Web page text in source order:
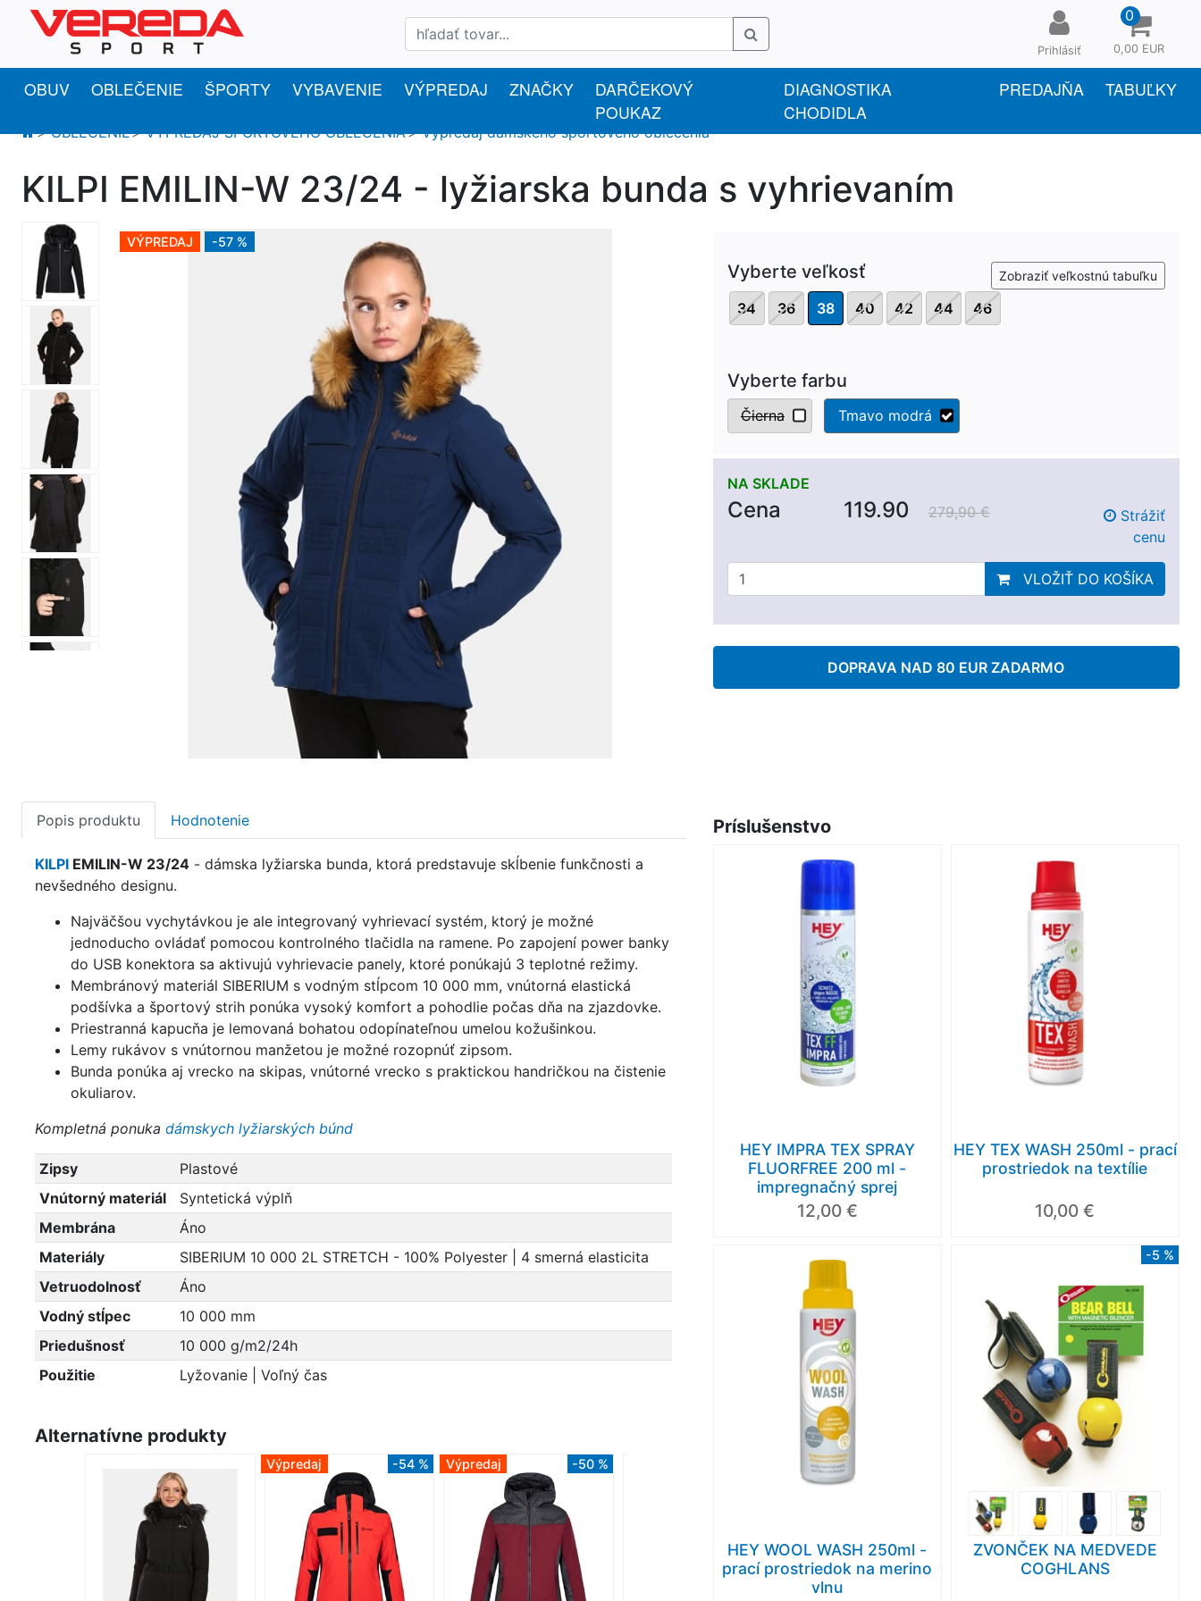
Prihlásiť
0
0,00 EUR
OBUV OBLEČENIE ŠPORTY VYBAVENIE VÝPREDAJ ZNAČKY
DARČEKOVÝ
POUKAZ
DIAGNOSTIKA
CHODIDLA
PREDAJŇA TABUĽKY
OBLEČENIE VÝPREDAJ ŠPORTOVÉHO OBLEČENIA Výpredaj dámskeho športového oblečenia
KILPI EMILIN-W 23/24 - lyžiarska bunda s vyhrievaním
VÝPREDAJ -57 %
Vyberte veľkosť Zobraziť veľkostnú tabuľku
34 36 38 40 42 44 46
Vyberte farbu
Čierna Tmavo modrá
NA SKLADE
Cena 119.90 279,90 €
Strážiť
cenu
VLOŽIŤ DO KOŠÍKA
DOPRAVA NAD 80 EUR ZADARMO
Popis produktu Hodnotenie
KILPI EMILIN-W 23/24 - dámska lyžiarska bunda, ktorá predstavuje skĺbenie funkčnosti a
nevšedného designu.
Najväčšou vychytávkou je ale integrovaný vyhrievací systém, ktorý je možné
jednoducho ovládať pomocou kontrolného tlačidla na ramene. Po zapojení power banky
do USB konektora sa aktivujú vyhrievacie panely, ktoré ponúkajú 3 teplotné režimy.
Membránový materiál SIBERIUM s vodným stĺpcom 10 000 mm, vnútorná elastická
podšívka a športový strih ponúka vysoký komfort a pohodlie počas dňa na zjazdovke.
Priestranná kapucňa je lemovaná bohatou odopínateľnou umelou kožušinkou.
Lemy rukávov s vnútornou manžetou je možné rozopnúť zipsom.
Bunda ponúka aj vrecko na skipas, vnútorné vrecko s praktickou handričkou na čistenie
okuliarov.
Kompletná ponuka dámskych lyžiarských búnd
Zipsy
Plastové
Vnútorný materiál
Syntetická výplň
Membrána
Áno
Materiály
SIBERIUM 10 000 2L STRETCH - 100% Polyester | 4 smerná elasticita
Vetruodolnosť
Áno
Vodný stĺpec
10 000 mm
Priedušnosť
10 000 g/m2/24h
Použitie
Lyžovanie | Voľný čas
Alternatívne produkty
Výpredaj -54 % Výpredaj -50 % Výpredaj
Príslušenstvo
HEY IMPRA TEX SPRAY
FLUORFREE 200 ml -
impregnačný sprej
12,00 €
HEY TEX WASH 250ml - prací
prostriedok na textílie
10,00 €
HEY WOOL WASH 250ml -
prací prostriedok na merino
vlnu
-5 %
ZVONČEK NA MEDVEDE
COGHLANS